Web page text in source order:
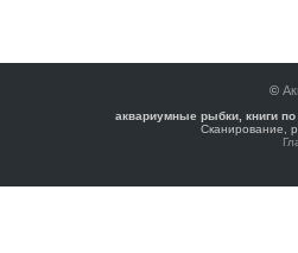
©
аквариумные рыбки, книги
Сканирование,